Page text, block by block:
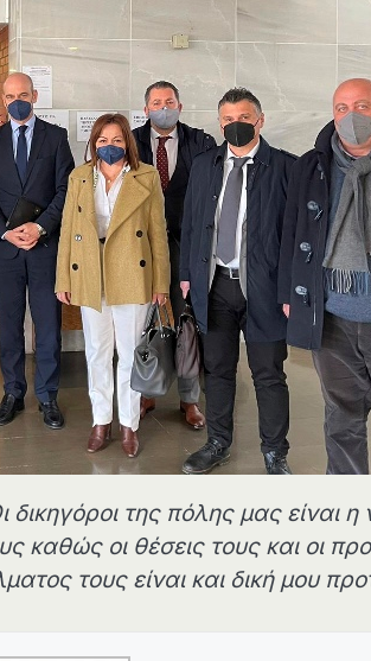
δικηγόροι της πόλης μας είναι
καθώς οι θέσεις τους και οι
τους είναι και δική μου